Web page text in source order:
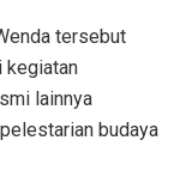
tersebut
kegiatan
lainnya
budaya